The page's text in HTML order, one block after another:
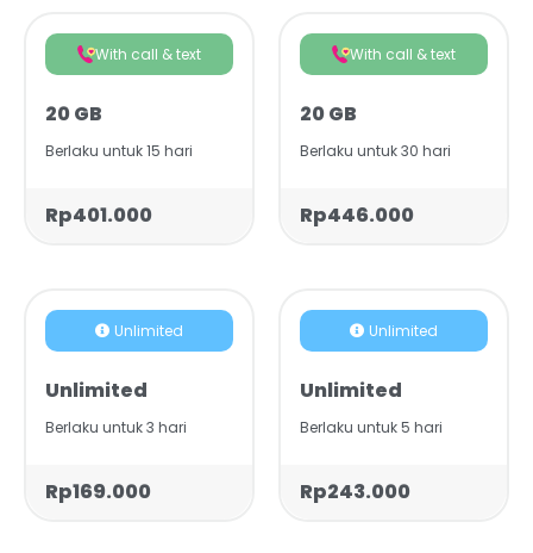
With call & text
20 GB
Berlaku untuk 15 hari
Rp401.000
With call & text
20 GB
Berlaku untuk 30 hari
Rp446.000
Unlimited
Unlimited
Berlaku untuk 3 hari
Rp169.000
Unlimited
Unlimited
Berlaku untuk 5 hari
Rp243.000